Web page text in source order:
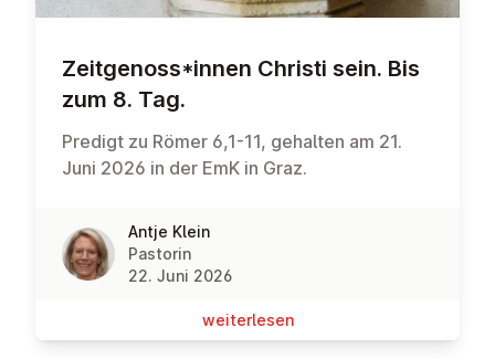
Zeit­ge­noss*innen Christi sein. Bis
zum 8. Tag.
Predigt zu Römer 6,1-11, gehalten am 21.
Juni 2026 in der EmK in Graz.
Antje Klein
Pastorin
22. Juni 2026
wei­ter­le­sen